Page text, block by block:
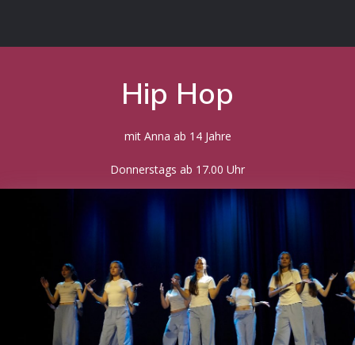
Hip Hop
mit Anna ab 14 Jahre
Donnerstags ab 17.00 Uhr